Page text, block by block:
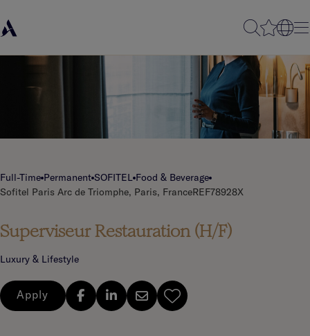
Full-Time Permanent SOFITEL Food & Beverage
Sofitel Paris Arc de Triomphe, Paris, FranceREF78928X
Superviseur Restauration (H/F)
Luxury & Lifestyle
Apply